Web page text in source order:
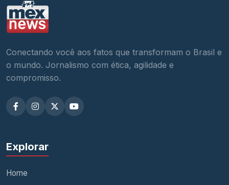
Conectando você aos fatos que transformam o Brasil e
o mundo. Jornalismo com ética, agilidade e
compromisso.
Explorar
Home